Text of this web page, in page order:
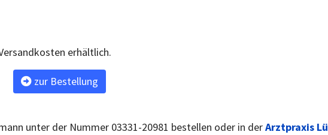
erhältlich.
zur Bestellung
unter der Nummer 03331-20981 bestellen oder in derArztpraxis Lü